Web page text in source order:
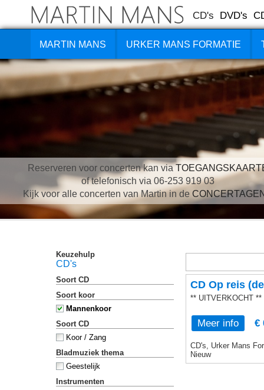
CD's DVD's
MARTIN MANS URKER MANS FORMATIE
Reserveren voor concerten kan via
of telefonisch via 06-253 919 03
Kijk voor alle concerten van Martin in de
Keuzehulp
CD's
Soort CD
Soort koor
Mannenkoor
Soort CD
Koor / Zang
Bladmuziek thema
Geestelijk
Instrumenten
CD Op reis
** UITVERKOCHT **
Meer info €
CD's, Urker Mans
Nieuw